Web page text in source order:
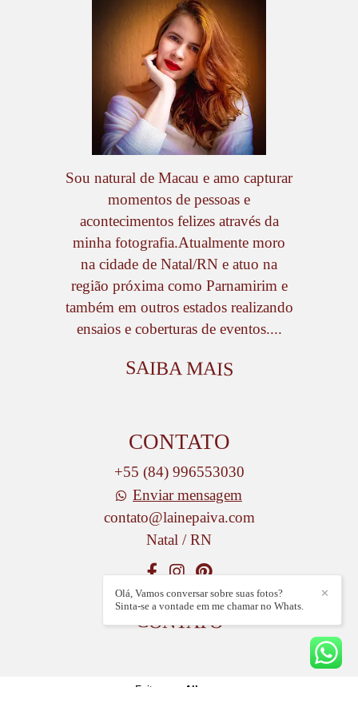
Sou natural de Macau e amo capturar
momentos de pessoas e
acontecimentos felizes através da
minha fotografia.Atualmente moro
na cidade de Natal/RN e atuo na
região próxima como Parnamirim e
também em outros estados realizando
ensaios e coberturas de eventos....
SAIBA MAIS
CONTATO
+55 (84) 996553030
Enviar mensagem
contato@lainepaiva.com
Natal / RN
CONTATO
✕
Olá, Vamos conversar sobre suas fotos?
Sinta-se a vontade em me chamar no Whats.
Feito com Alboom